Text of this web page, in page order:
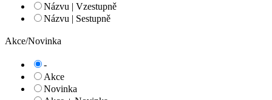
Názvu | Vzestupně
Názvu | Sestupně
Akce/Novinka
-
Akce
Novinka